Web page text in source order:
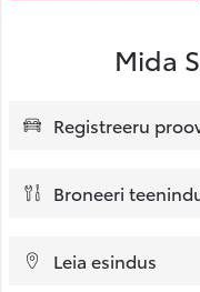
Mida
Registreeru
Broneeri
Leia esindus